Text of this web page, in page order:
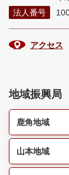
法人番号
アクセス
地域振興局
鹿角地域
山本地域